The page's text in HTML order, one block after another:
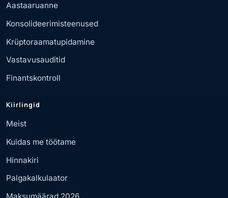
Aastaaruanne
Konsolideerimisteenused
Krüptoraamatupidamine
Vastavusauditid
Finantskontroll
Kiirlingid
Meist
Kuidas me töötame
Hinnakiri
Palgakalkulaator